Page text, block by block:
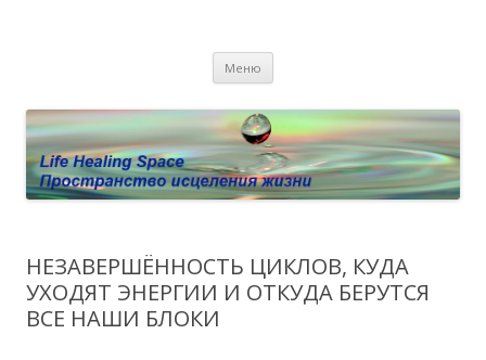
Личный сайт Елены Барымовой
исцелении воспоминанием и ренкарнационике. Услуги.
Меню
НЕЗАВЕРШЁННОСТЬ ЦИКЛОВ, КУДА
УХОДЯТ ЭНЕРГИИ И ОТКУДА БЕРУТСЯ
ВСЕ НАШИ БЛОКИ